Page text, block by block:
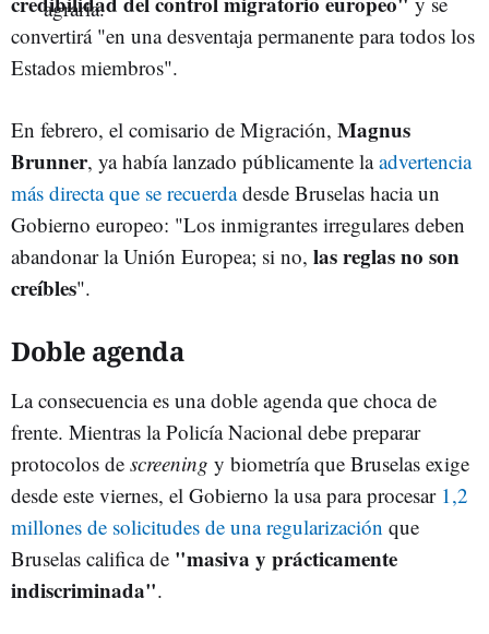
convertirá "en una desventaja permanente para todos los
Estados miembros".
En febrero, el comisario de Migración, Magnus
Brunner, ya había lanzado públicamente laadvertencia
más directa que se recuerdadesde Bruselas hacia un
Gobierno europeo: "Los inmigrantes irregulares deben
abandonar la Unión Europea; si no, las reglas no son
creíbles".
Doble agenda
La consecuencia es una doble agenda que choca de
frente. Mientras la Policía Nacional debe preparar
protocolos de screening y biometría que Bruselas exige
desde este viernes, el Gobierno la usa para procesar 1,2
millones de solicitudes de una regularización que
Bruselas califica de "masiva y prácticamente
indiscriminada".